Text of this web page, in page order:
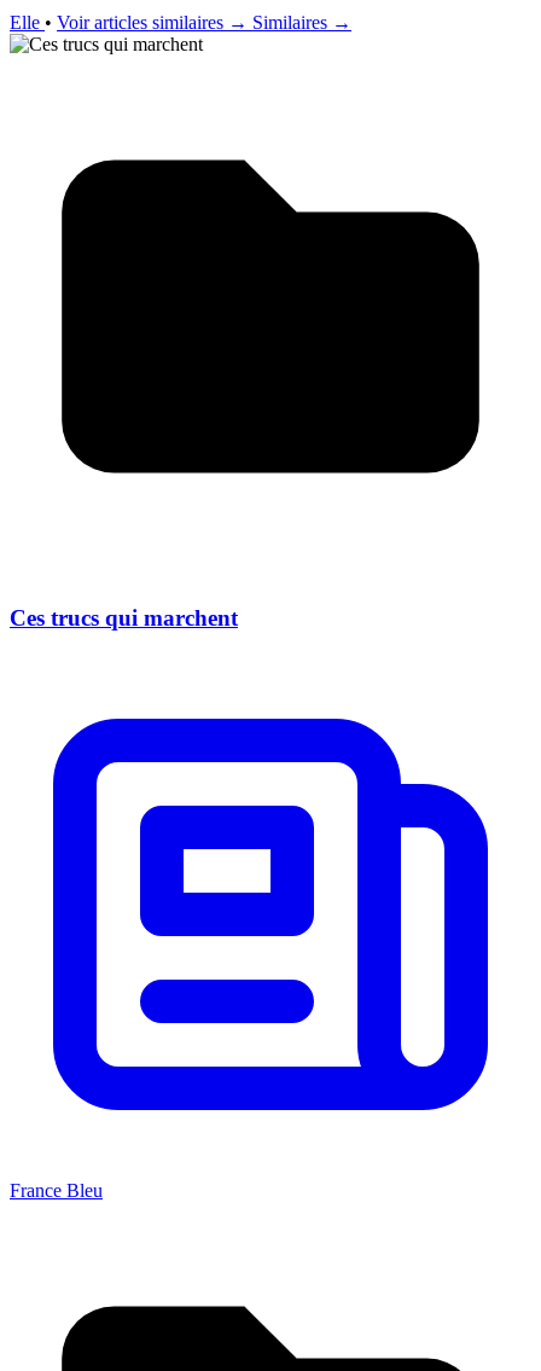
Elle • Voir articles similaires → Similaires →
Ces trucs qui marchent
France Bleu